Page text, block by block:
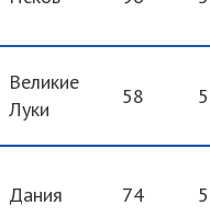
Великие
Луки
58
Дания 74